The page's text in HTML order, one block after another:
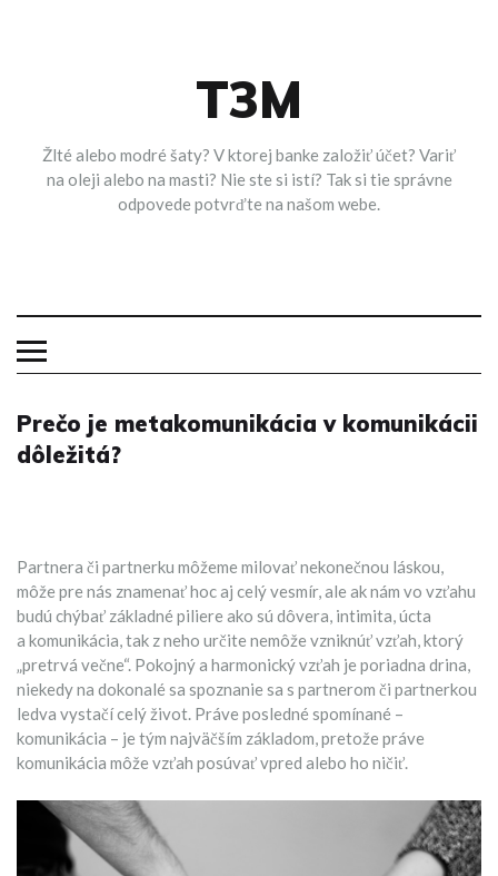
T3M
Žlté alebo modré šaty? V ktorej banke založiť účet? Variť
na oleji alebo na masti? Nie ste si istí? Tak si tie správne
odpovede potvrďte na našom webe.
Prečo je metakomunikácia v komunikácii
dôležitá?
Partnera či partnerku môžeme milovať nekonečnou láskou,
môže pre nás znamenať hoc aj celý vesmír, ale ak nám vo vzťahu
budú chýbať základné piliere ako sú dôvera, intimita, úcta
a komunikácia, tak z neho určite nemôže vzniknúť vzťah, ktorý
„pretrvá večne“. Pokojný a harmonický vzťah je poriadna drina,
niekedy na dokonalé sa spoznanie sa s partnerom či partnerkou
ledva vystačí celý život. Práve posledné spomínané –
komunikácia – je tým najväčším základom, pretože práve
komunikácia môže vzťah posúvať vpred alebo ho ničiť.